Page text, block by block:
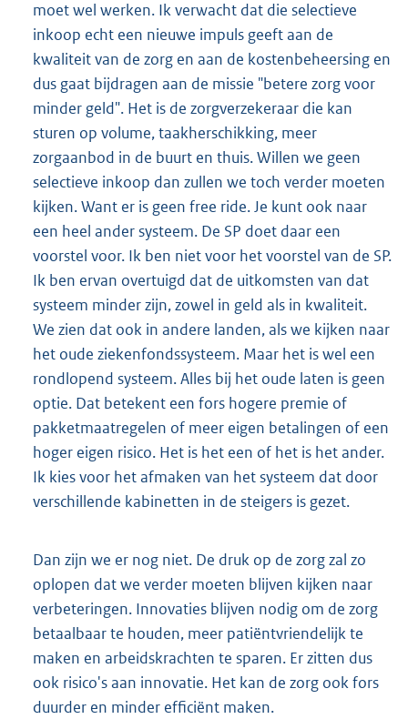
moet wel werken. Ik verwacht dat die selectieve
inkoop echt een nieuwe impuls geeft aan de
kwaliteit van de zorg en aan de kostenbeheersing en
dus gaat bijdragen aan de missie "betere zorg voor
minder geld". Het is de zorgverzekeraar die kan
sturen op volume, taakherschikking, meer
zorgaanbod in de buurt en thuis. Willen we geen
selectieve inkoop dan zullen we toch verder moeten
kijken. Want er is geen free ride. Je kunt ook naar
een heel ander systeem. De SP doet daar een
voorstel voor. Ik ben niet voor het voorstel van de SP.
Ik ben ervan overtuigd dat de uitkomsten van dat
systeem minder zijn, zowel in geld als in kwaliteit.
We zien dat ook in andere landen, als we kijken naar
het oude ziekenfondssysteem. Maar het is wel een
rondlopend systeem. Alles bij het oude laten is geen
optie. Dat betekent een fors hogere premie of
pakketmaatregelen of meer eigen betalingen of een
hoger eigen risico. Het is het een of het is het ander.
Ik kies voor het afmaken van het systeem dat door
verschillende kabinetten in de steigers is gezet.
Dan zijn we er nog niet. De druk op de zorg zal zo
oplopen dat we verder moeten blijven kijken naar
verbeteringen. Innovaties blijven nodig om de zorg
betaalbaar te houden, meer patiëntvriendelijk te
maken en arbeidskrachten te sparen. Er zitten dus
ook risico's aan innovatie. Het kan de zorg ook fors
duurder en minder efficiënt maken.